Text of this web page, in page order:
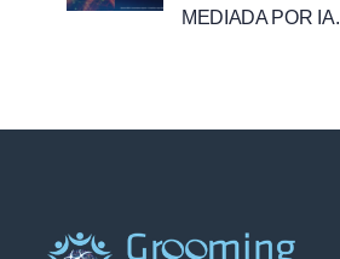
MEDIADA POR IA.